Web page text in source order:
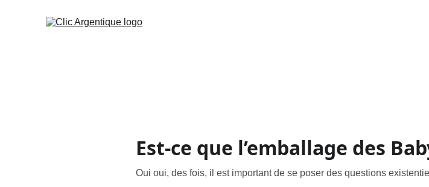
Est-ce que l’emballage des
Oui oui, des fois, il est important de se poser des questions